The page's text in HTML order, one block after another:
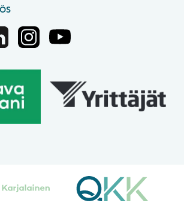
LinkedinInstagramYoutube